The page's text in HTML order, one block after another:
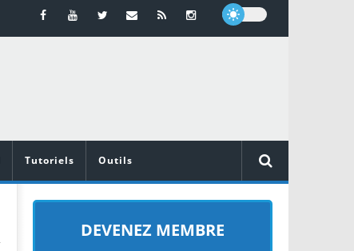
Tutoriels Outils
DEVENEZ MEMBRE